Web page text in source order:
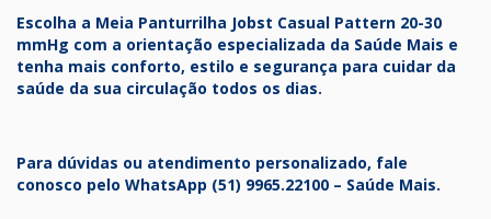
Escolha a Meia Panturrilha Jobst Casual Pattern 20-30
mmHg com a orientação especializada da Saúde Mais e
tenha mais conforto, estilo e segurança para cuidar da
saúde da sua circulação todos os dias.
Para dúvidas ou atendimento personalizado, fale
conosco pelo WhatsApp (51) 9965.22100 – Saúde Mais.